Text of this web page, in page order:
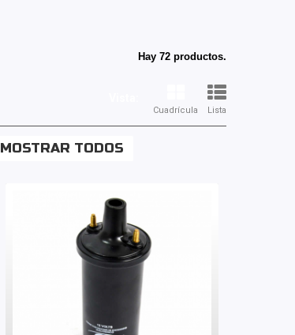
Hay 72 productos.
Cuadrícula Lista
MOSTRAR TODOS